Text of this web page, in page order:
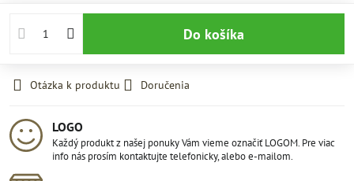
Do košíka
Otázka k produktu Doručenia
LOGO
Každý produkt z našej ponuky Vám vieme označiť LOGOM. Pre viac
info nás prosím kontaktujte telefonicky, alebo e-mailom.